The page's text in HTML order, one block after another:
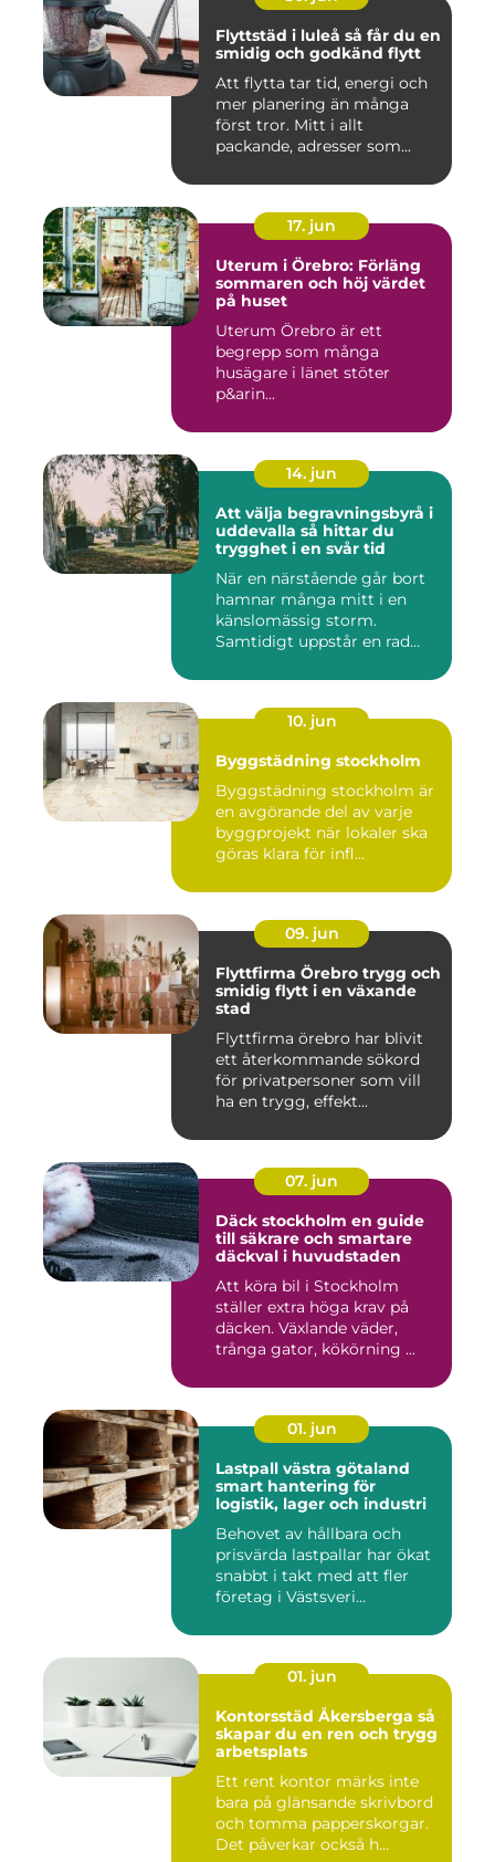
Flyttstäd i luleå så får du en
smidig och godkänd flytt
Att flytta tar tid, energi och
mer planering än många
först tror. Mitt i allt
packande, adresser som...
17. jun
Uterum i Örebro: Förläng
sommaren och höj värdet
på huset
Uterum Örebro är ett
begrepp som många
husägare i länet stöter
p&arin...
14. jun
Att välja begravningsbyrå i
uddevalla så hittar du
trygghet i en svår tid
När en närstående går bort
hamnar många mitt i en
känslomässig storm.
Samtidigt uppstår en rad
10. jun
Byggstädning stockholm
Byggstädning stockholm är
en avgörande del av varje
byggprojekt när lokaler ska
göras klara för infl...
09. jun
Flyttfirma Örebro trygg och
smidig flytt i en växande
stad
Flyttfirma örebro har blivit
ett återkommande sökord
för privatpersoner som vill
ha en trygg, effekt...
07. jun
Däck stockholm en guide
till säkrare och smartare
däckval i huvudstaden
Att köra bil i Stockholm
ställer extra höga krav på
däcken. Växlande väder,
trånga gator, kökörning ...
01. jun
Lastpall västra götaland
smart hantering för
logistik, lager och industri
Behovet av hållbara och
prisvärda lastpallar har ökat
snabbt i takt med att fler
företag i Västsveri...
01. jun
Kontorsstäd Åkersberga så
skapar du en ren och trygg
arbetsplats
Ett rent kontor märks inte
bara på glänsande skrivbord
och tomma papperskorgar.
Det påverkar också h...